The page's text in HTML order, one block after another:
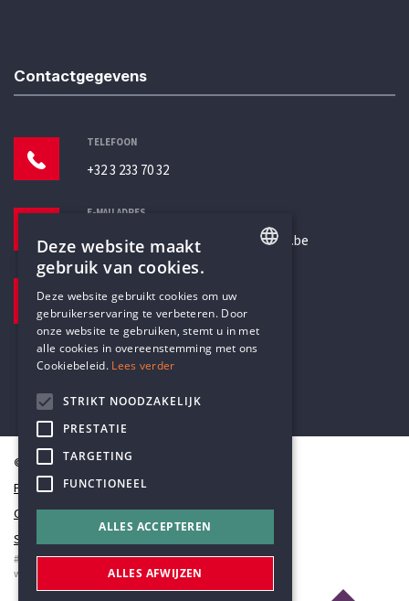
Contactgegevens
TELEFOON
+32 3 233 70 32
E-MAILADRES
secretariaat@humanistischverbond.be
Pottenbrug 4
Antwerpen, 2000
© Humanistisch Verbond 2026
Privacy
Cookiestatement
Sitemap
#codedwithlove byCodelines
webapplicaties
mobiele apps&maatwerk websites
DUTCH
Deze website maakt
gebruik van cookies.
Deze website gebruikt cookies om uw
gebruikerservaring te verbeteren. Door
onze website te gebruiken, stemt u in met
alle cookies in overeenstemming met ons
Cookiebeleid. Lees verder
STRIKT NOODZAKELIJK
PRESTATIE
TARGETING
FUNCTIONEEL
ALLES ACCEPTEREN
ALLES AFWIJZEN